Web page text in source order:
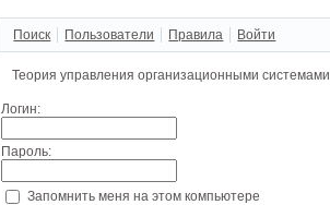
Поиск Пользователи Правила Войти
Теория управления организационными системами
Логин:
Пароль:
Запомнить меня на этом компьютере